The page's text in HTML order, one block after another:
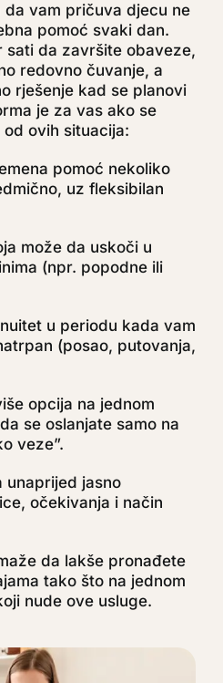
vam pričuva djecu ne
pomoć svaki dan.
sati da završite obaveze,
redovno čuvanje, a
rješenje kad se planovi
je za vas ako se
ovih situacija:
pomoć nekoliko
uz fleksibilan
može da uskoči u
(npr. popodne ili
u periodu kada vam
(posao, putovanja,
opcija na jednom
se oslanjate samo na
veze”.
unaprijed jasno
očekivanja i način
da lakše pronađete
tako što na jednom
nude ove usluge.